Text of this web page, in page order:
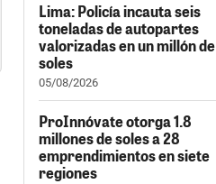
Lima: Policía incauta seis
toneladas de autopartes
valorizadas en un millón de
soles
05/08/2026
ProInnóvate otorga 1.8
millones de soles a 28
emprendimientos en siete
regiones